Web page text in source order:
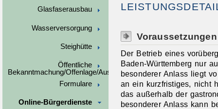
Glasfaserausbau
Wasserversorgung
Steighütte
Öffentliche
Bekanntmachung/Offenlage/Ausschreibungen
Formulare
Online-Bürgerdienste
Voraussetzungen
Der Betrieb eines
Baden-Württemberg nur
besonderer Anlass liegt
an ein kurzfristiges, nicht
das außerhalb der
besonderer Anlass kann